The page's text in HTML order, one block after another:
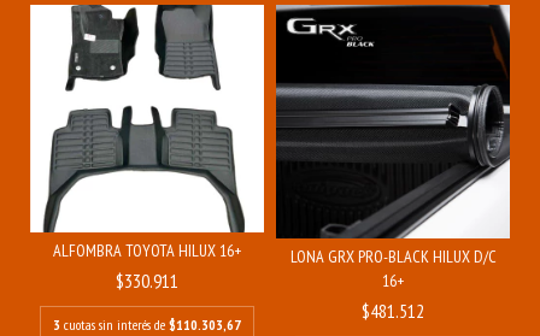
ALFOMBRA TOYOTA HILUX 16+
$330.911
3 cuotas sin interés de $110.303,67
LONA GRX PRO-BLACK HILUX D/C
16+
$481.512